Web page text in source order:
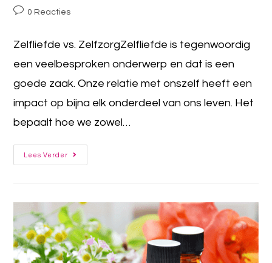
0 Reacties
Zelfliefde vs. ZelfzorgZelfliefde is tegenwoordig
een veelbesproken onderwerp en dat is een
goede zaak. Onze relatie met onszelf heeft een
impact op bijna elk onderdeel van ons leven. Het
bepaalt hoe we zowel…
Lees Verder